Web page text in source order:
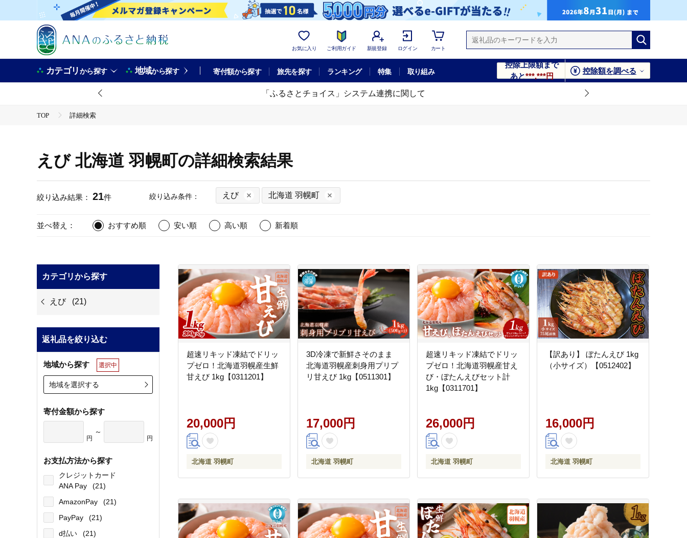
お気に入り ご利用ガイド 新規登録 ログイン カート
カテゴリから探す 地域から探す 寄付額から探す 旅先を探す ランキング 特集 取り組み
控除上限額まで
あと***,***円
控除額を調べる
「ふるさとチョイス」システム連携に関して
TOP 詳細検索
えび 北海道 羽幌町の詳細検索結果
絞り込み結果： 21件 絞り込み条件： えび 北海道 羽幌町
並べ替え： おすすめ順 安い順 高い順 新着順
カテゴリから探す
えび (21)
返礼品を絞り込む
地域から探す 選択中
地域を選択する
寄付金額から探す
円
～
円
お支払方法から探す
クレジットカード
ANA Pay
(21)
AmazonPay
(21)
PayPay
(21)
d払い
(21)
超速リキッド凍結でドリッ
プゼロ！北海道羽幌産生鮮
甘えび 1kg【0311201】
20,000円
北海道 羽幌町
3D冷凍で新鮮さそのまま
北海道羽幌産刺身用プリプ
リ甘えび 1kg【0511301】
17,000円
北海道 羽幌町
超速リキッド凍結でドリッ
プゼロ！北海道羽幌産甘え
び・ぼたんえびセット計
1kg【0311701】
26,000円
北海道 羽幌町
【訳あり】 ぼたんえび 1kg
（小サイズ）【0512402】
16,000円
北海道 羽幌町